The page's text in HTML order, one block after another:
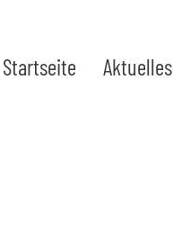
Startseite Aktuelles